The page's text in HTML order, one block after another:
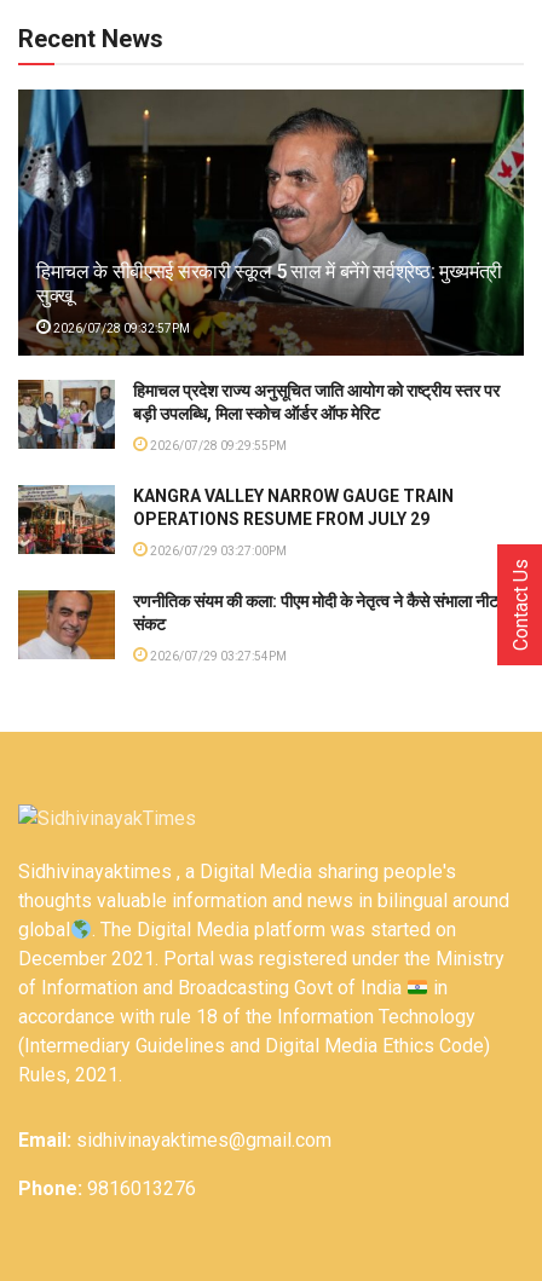
Recent News
हिमाचल के सीबीएसई सरकारी स्कूल 5 साल में बनेंगे सर्वश्रेष्ठ: मुख्यमंत्री
सुक्खू
2026/07/28 09:32:57PM
हिमाचल प्रदेश राज्य अनुसूचित जाति आयोग को राष्ट्रीय स्तर पर
बड़ी उपलब्धि, मिला स्कोच ऑर्डर ऑफ मेरिट
2026/07/28 09:29:55PM
KANGRA VALLEY NARROW GAUGE TRAIN
OPERATIONS RESUME FROM JULY 29
2026/07/29 03:27:00PM
रणनीतिक संयम की कला: पीएम मोदी के नेतृत्व ने कैसे संभाला नीट
संकट
2026/07/29 03:27:54PM
Sidhivinayaktimes , a Digital Media sharing people's
thoughts valuable information and news in bilingual around
global
. The Digital Media platform was started on
December 2021. Portal was registered under the Ministry
of Information and Broadcasting Govt of India
in
accordance with rule 18 of the Information Technology
(Intermediary Guidelines and Digital Media Ethics Code)
Rules, 2021.
Email: sidhivinayaktimes@gmail.com
Phone: 9816013276
Contact Us